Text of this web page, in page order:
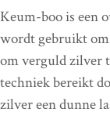
Keum-boo is een
wordt gebruikt om
om verguld zilver
techniek bereikt
zilver een ​​dunne